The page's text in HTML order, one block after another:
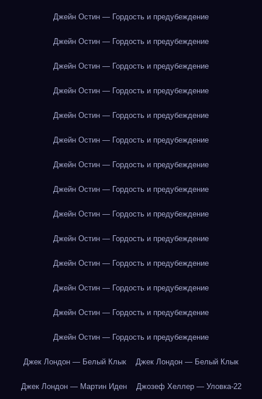
Джейн Остин — Гордость и предубеждение
Джейн Остин — Гордость и предубеждение
Джейн Остин — Гордость и предубеждение
Джейн Остин — Гордость и предубеждение
Джейн Остин — Гордость и предубеждение
Джейн Остин — Гордость и предубеждение
Джейн Остин — Гордость и предубеждение
Джейн Остин — Гордость и предубеждение
Джейн Остин — Гордость и предубеждение
Джейн Остин — Гордость и предубеждение
Джейн Остин — Гордость и предубеждение
Джейн Остин — Гордость и предубеждение
Джейн Остин — Гордость и предубеждение
Джейн Остин — Гордость и предубеждение
Джек Лондон — Белый Клык Джек Лондон — Белый Клык
Джек Лондон — Мартин Иден Джозеф Хеллер — Уловка-22